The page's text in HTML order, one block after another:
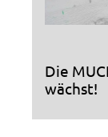
Die
wächst!